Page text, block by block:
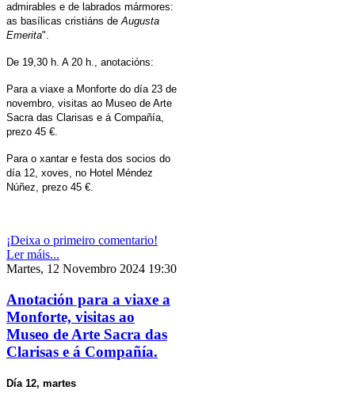
admirables e de labrados mármores:
as basílicas cristiáns deAugusta
Emerita".
De 19,30 h. A 20 h., anotacións:
Para a viaxe a Monforte do día 23 de
novembro, visitas ao Museo de Arte
Sacra das Clarisas e á Compañía,
prezo 45 €.
Para o xantar e festa dos socios do
día 12, xoves, no Hotel Méndez
Núñez, prezo 45 €.
¡Deixa o primeiro comentario!
Ler máis...
Martes, 12 Novembro 2024 19:30
Anotación para a viaxe a
Monforte, visitas ao
Museo de Arte Sacra das
Clarisas e á Compañía.
Día 12, martes